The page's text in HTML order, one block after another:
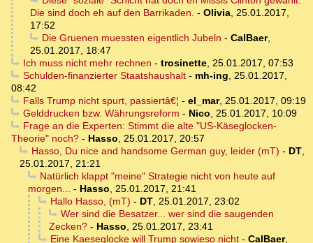
Die sind doch eh auf den Barrikaden. - Olivia, 25.01.2017,
17:52
Die Gruenen muessten eigentlich Jubeln - CalBaer,
25.01.2017, 18:47
Ich muss nicht mehr rechnen - trosinette, 25.01.2017, 07:53
Schulden-finanzierter Staatshaushalt- mh-ing, 25.01.2017,
08:42
Falls Trump nicht spurt, passiertâ€¦ - el_mar, 25.01.2017, 09:19
Gelddrucken bzw. Währungsreform - Nico, 25.01.2017, 10:09
Frage an die Experten: Stimmt die alte "US-Käseglocken-
Theorie" noch? - Hasso, 25.01.2017, 20:57
Hasso, Du nice and handsome German guy, leider (mT) - DT,
25.01.2017, 21:21
Natürlich klappt "meine" Strategie nicht von heute auf
morgen... - Hasso, 25.01.2017, 21:41
Hallo Hasso, (mT) - DT, 25.01.2017, 23:02
Wer sind die Besatzer... wer sind die saugenden
Zecken? - Hasso, 25.01.2017, 23:41
Eine Kaeseglocke will Trump sowieso nicht- CalBaer,